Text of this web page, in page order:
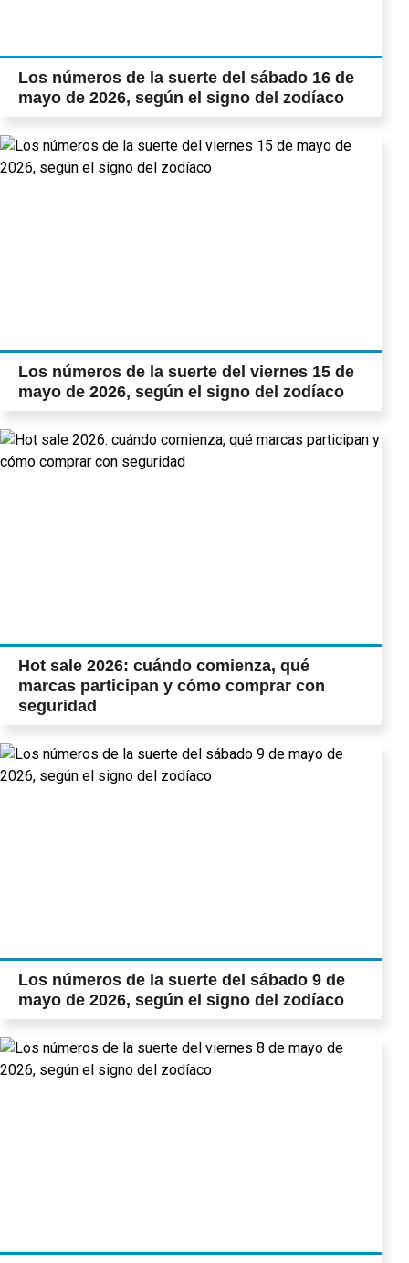
Los números de la suerte del sábado 16 de
mayo de 2026, según el signo del zodíaco
Los números de la suerte del viernes 15 de
mayo de 2026, según el signo del zodíaco
Hot sale 2026: cuándo comienza, qué
marcas participan y cómo comprar con
seguridad
Los números de la suerte del sábado 9 de
mayo de 2026, según el signo del zodíaco